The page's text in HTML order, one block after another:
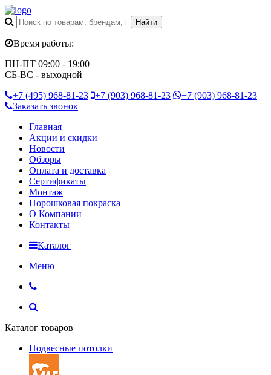
Время работы:
ПН-ПТ 09:00 - 19:00
СБ-ВС - выходной
+7 (495) 968-81-23 +7 (903) 968-81-23 +7 (903) 968-81-23
Заказать звонок
Главная
Акции и скидки
Новости
Обзоры
Оплата и доставка
Сертификаты
Монтаж
Порошковая покраска
О Компании
Контакты
Каталог
Меню
Каталог товаров
Подвесные потолки